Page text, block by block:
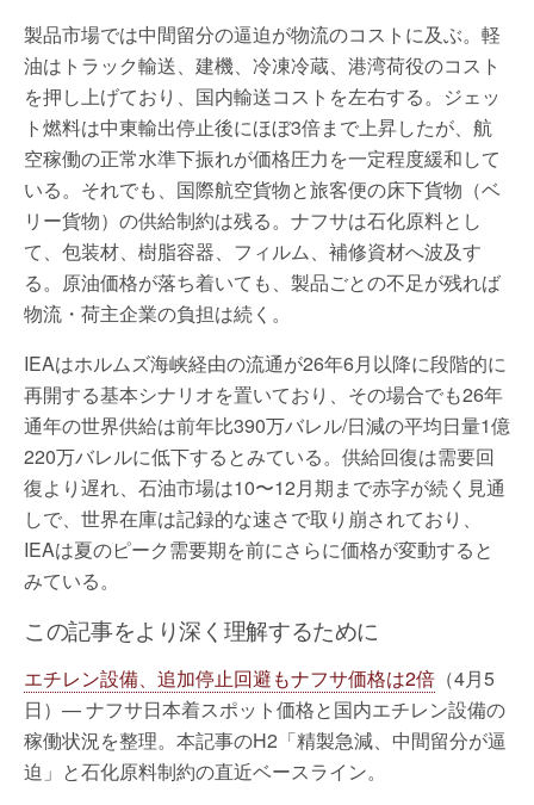
製品市場では中間留分の逼迫が物流のコストに及ぶ。軽
油はトラック輸送、建機、冷凍冷蔵、港湾荷役のコスト
を押し上げており、国内輸送コストを左右する。ジェッ
ト燃料は中東輸出停止後にほぼ3倍まで上昇したが、航
空稼働の正常水準下振れが価格圧力を一定程度緩和して
いる。それでも、国際航空貨物と旅客便の床下貨物（ベ
リー貨物）の供給制約は残る。ナフサは石化原料とし
て、包装材、樹脂容器、フィルム、補修資材へ波及す
る。原油価格が落ち着いても、製品ごとの不足が残れば
物流・荷主企業の負担は続く。
IEAはホルムズ海峡経由の流通が26年6月以降に段階的に
再開する基本シナリオを置いており、その場合でも26年
通年の世界供給は前年比390万バレル/日減の平均日量1億
220万バレルに低下するとみている。供給回復は需要回
復より遅れ、石油市場は10〜12月期まで赤字が続く見通
しで、世界在庫は記録的な速さで取り崩されており、
IEAは夏のピーク需要期を前にさらに価格が変動すると
みている。
この記事をより深く理解するために
エチレン設備、追加停止回避もナフサ価格は2倍 （4月5
日）— ナフサ日本着スポット価格と国内エチレン設備の
稼働状況を整理。本記事のH2「精製急減、中間留分が逼
迫」と石化原料制約の直近ベースライン。